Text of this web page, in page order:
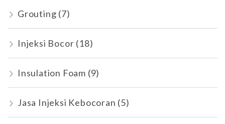
Grouting (7)
Injeksi Bocor (18)
Insulation Foam (9)
Jasa Injeksi Kebocoran (5)